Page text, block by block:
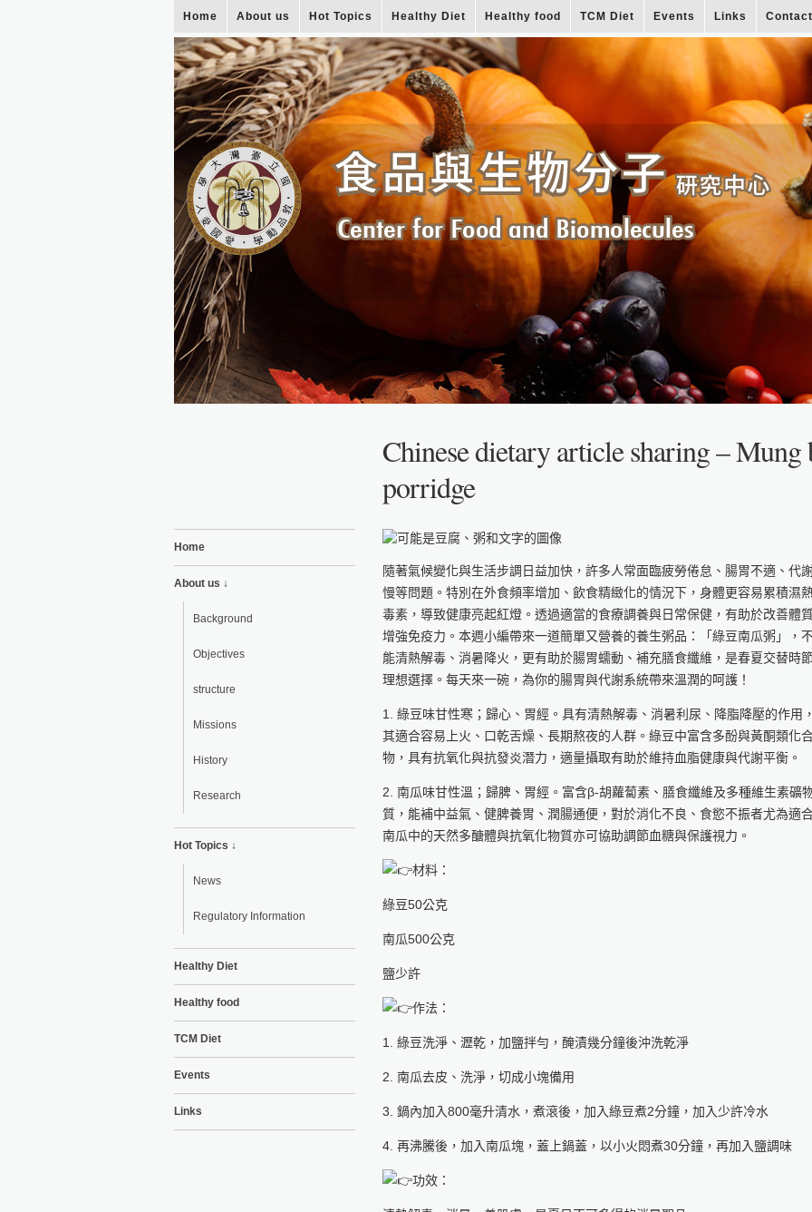
Home About us Hot Topics Healthy Diet Healthy food TCM Diet Events Links
Chinese dietary article sharing – Mung
porridge
Home
About us ↓
Background
Objectives
structure
Missions
History
Research
Hot Topics ↓
News
Regulatory Information
Healthy Diet
Healthy food
TCM Diet
Events
Links
隨著氣候變化與生活步調日益加快，許多人常面臨疲勞倦怠、腸胃不適、代
慢等問題。特別在外食頻率增加、飲食精緻化的情況下，身體更容易累積濕
毒素，導致健康亮起紅燈。透過適當的食療調養與日常保健，有助於改善體
增強免疫力。本週小編帶來一道簡單又營養的養生粥品：「綠豆南瓜粥」，
能清熱解毒、消暑降火，更有助於腸胃蠕動、補充膳食纖維，是春夏交替時
理想選擇。每天來一碗，為你的腸胃與代謝系統帶來溫潤的呵護！
1. 綠豆味甘性寒；歸心、胃經。具有清熱解毒、消暑利尿、降脂降壓的作用
其適合容易上火、口乾舌燥、長期熬夜的人群。綠豆中富含多酚與黃酮類化
物，具有抗氧化與抗發炎潛力，適量攝取有助於維持血脂健康與代謝平衡。
2. 南瓜味甘性溫；歸脾、胃經。富含β-胡蘿蔔素、膳食纖維及多種維生素礦
質，能補中益氣、健脾養胃、潤腸通便，對於消化不良、食慾不振者尤為適
南瓜中的天然多醣體與抗氧化物質亦可協助調節血糖與保護視力。
材料：
綠豆50公克
南瓜500公克
鹽少許
作法：
1. 綠豆洗淨、瀝乾，加鹽拌勻，醃漬幾分鐘後沖洗乾淨
2. 南瓜去皮、洗淨，切成小塊備用
3. 鍋內加入800毫升清水，煮滾後，加入綠豆煮2分鐘，加入少許冷水
4. 再沸騰後，加入南瓜塊，蓋上鍋蓋，以小火悶煮30分鐘，再加入鹽調味
功效：